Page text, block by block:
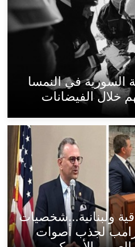
السورية في النمسا
خلال الفيضانات
ولبنانية...شخصيات
لجذب أصوات